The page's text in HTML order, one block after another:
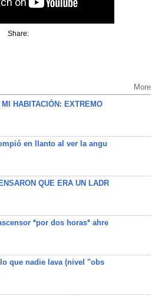
Share:
More
HABITACIÓN: EXTREMO
en llanto al ver la angu
QUE ERA UN LADR
*por dos horas* ahre
que nadie lava (nivel "obs